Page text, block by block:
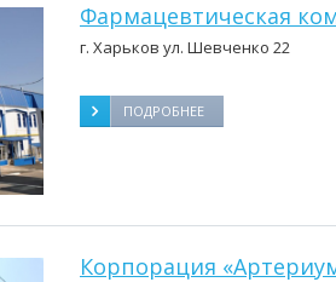
Фармацевтическая
г. Харьков ул. Шевченко 22
ПОДРОБНЕЕ
Корпорация